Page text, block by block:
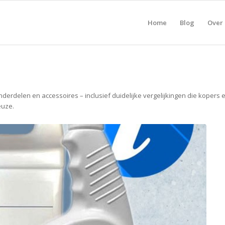
Home Blog Over
en accessoires – inclusief duidelijke vergelijkingen die kopers